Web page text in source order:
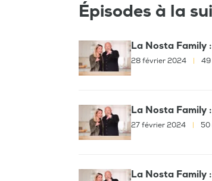
Épisodes à la
La Nosta
28 février 2024 | 49
La Nosta
27 février 2024 | 50
La Nosta